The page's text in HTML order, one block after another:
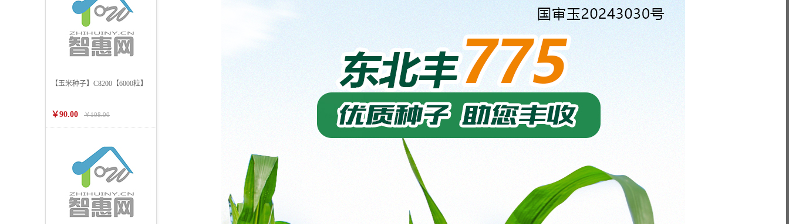
【玉米种子】C8200【6000粒】
￥90.00 ￥108.00